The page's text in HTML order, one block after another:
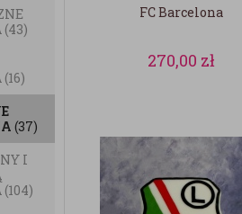
(43)
(16)
(37)
I
(104)
FC Barcelona
270,00 zł